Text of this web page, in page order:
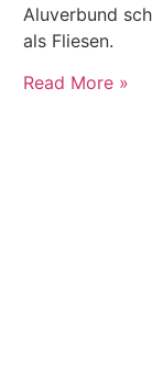
Aluverbund
als Fliesen.
Read More »